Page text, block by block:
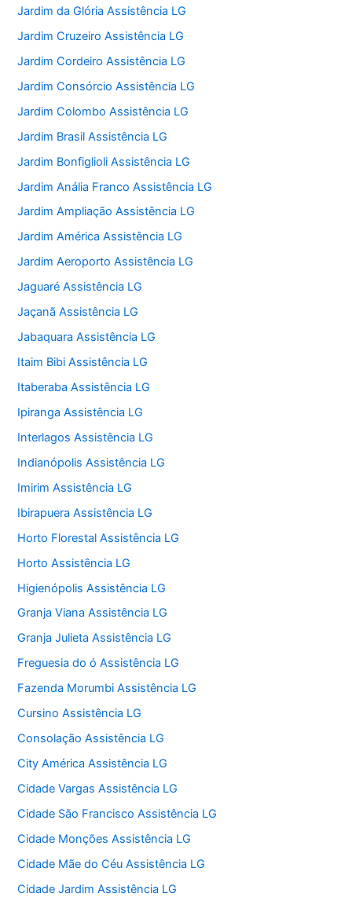
Jardim da Glória Assistência LG
Jardim Cruzeiro Assistência LG
Jardim Cordeiro Assistência LG
Jardim Consórcio Assistência LG
Jardim Colombo Assistência LG
Jardim Brasil Assistência LG
Jardim Bonfiglioli Assistência LG
Jardim Anália Franco Assistência LG
Jardim Ampliação Assistência LG
Jardim América Assistência LG
Jardim Aeroporto Assistência LG
Jaguaré Assistência LG
Jaçanã Assistência LG
Jabaquara Assistência LG
Itaim Bibi Assistência LG
Itaberaba Assistência LG
Ipiranga Assistência LG
Interlagos Assistência LG
Indianópolis Assistência LG
Imirim Assistência LG
Ibirapuera Assistência LG
Horto Florestal Assistência LG
Horto Assistência LG
Higienópolis Assistência LG
Granja Viana Assistência LG
Granja Julieta Assistência LG
Freguesia do ó Assistência LG
Fazenda Morumbi Assistência LG
Cursino Assistência LG
Consolação Assistência LG
City América Assistência LG
Cidade Vargas Assistência LG
Cidade São Francisco Assistência LG
Cidade Monções Assistência LG
Cidade Mãe do Céu Assistência LG
Cidade Jardim Assistência LG